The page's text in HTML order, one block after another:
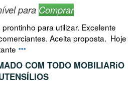
para Comprar
para utilizar. Excelente
Aceita proposta. Hoje
COM TODO MOBILIARiO